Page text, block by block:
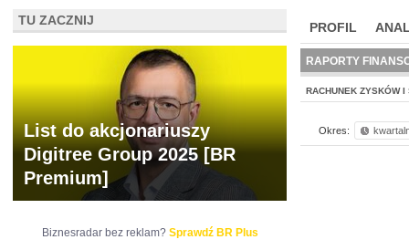
PROFIL
BR LAB
RAPORTY
RACHUNEK ZYSKÓW I
Okres:
TU ZACZNIJ
List do akcjonariuszy
Digitree Group 2025 [BR
Premium]
Biznesradar bez reklam? Sprawdź BR Plus